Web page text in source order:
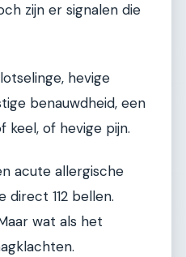
zijn er signalen die
hevige
benauwdheid, een
keel, of hevige pijn.
acute allergische
direct 112 bellen.
wat als het